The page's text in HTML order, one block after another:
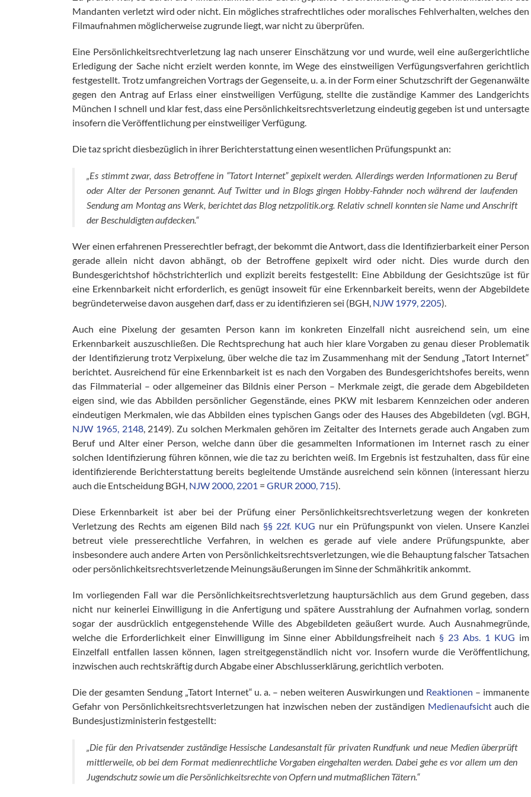
Mandanten verletzt wird oder nicht. Ein mögliches strafrechtliches oder moralisches Fehlverhalten, welches den
Filmaufnahmen möglicherweise zugrunde liegt, war nicht zu überprüfen.
Eine Persönlichkeitsrechtverletzung lag nach unserer Einschätzung vor und wurde, weil eine außergerichtliche
Erledigung der Sache nicht erzielt werden konnte, im Wege des einstweiligen Verfügungsverfahren gerichtlich
festgestellt. Trotz umfangreichen Vortrags der Gegenseite, u. a. in der Form einer Schutzschrift der Gegenanwälte
gegen den Antrag auf Erlass einer einstweiligen Verfügung, stellte die zuständige Kammer des Landgerichts
München I schnell und klar fest, dass eine Persönlichkeitsrechtsverletzung eindeutig gegeben ist und untersagte
insofern die Veröffentlichung per einstweiliger Verfügung.
Die taz spricht diesbezüglich in ihrer Berichterstattung einen wesentlichen Prüfungspunkt an:
„Es stimmt zwar, dass Betroffene in “Tatort Internet” gepixelt werden. Allerdings werden Informationen zu Beruf
oder Alter der Personen genannt. Auf Twitter und in Blogs gingen Hobby-Fahnder noch während der laufenden
Sendung am Montag ans Werk, berichtet das Blog netzpolitik.org. Relativ schnell konnten sie Name und Anschrift
der Beschuldigten aufdecken.“
Wer einen erfahrenen Presserechtler befragt, der bekommt die Antwort, dass die Identifizierbarkeit einer Person
gerade allein nicht davon abhängt, ob der Betroffene gepixelt wird oder nicht. Dies wurde durch den
Bundesgerichtshof höchstrichterlich und explizit bereits festgestellt: Eine Abbildung der Gesichtszüge ist für
eine Erkennbarkeit nicht erforderlich, es genügt insoweit für eine Erkennbarkeit bereits, wenn der Abgebildete
begründeterweise davon ausgehen darf, dass er zu identifizieren sei (BGH, NJW 1979, 2205).
Auch eine Pixelung der gesamten Person kann im konkreten Einzelfall nicht ausreichend sein, um eine
Erkennbarkeit auszuschließen. Die Rechtsprechung hat auch hier klare Vorgaben zu genau dieser Problematik
der Identifizierung trotz Verpixelung, über welche die taz im Zusammenhang mit der Sendung „Tatort Internet“
berichtet. Ausreichend für eine Erkennbarkeit ist es nach den Vorgaben des Bundesgerichtshofes bereits, wenn
das Filmmaterial – oder allgemeiner das Bildnis einer Person – Merkmale zeigt, die gerade dem Abgebildeten
eigen sind, wie das Abbilden persönlicher Gegenstände, eines PKW mit lesbarem Kennzeichen oder anderen
eindeutigen Merkmalen, wie das Abbilden eines typischen Gangs oder des Hauses des Abgebildeten (vgl. BGH,
NJW 1965, 2148, 2149). Zu solchen Merkmalen gehören im Zeitalter des Internets gerade auch Angaben zum
Beruf und Alter einer Person, welche dann über die gesammelten Informationen im Internet rasch zu einer
solchen Identifizierung führen können, wie die taz zu berichten weiß. Im Ergebnis ist festzuhalten, dass für eine
identifizierende Berichterstattung bereits begleitende Umstände ausreichend sein können (interessant hierzu
auch die Entscheidung BGH, NJW 2000, 2201 =GRUR 2000, 715).
Diese Erkennbarkeit ist aber bei der Prüfung einer Persönlichkeitsrechtsverletzung wegen der konkreten
Verletzung des Rechts am eigenen Bild nach §§ 22f. KUG nur ein Prüfungspunkt von vielen. Unsere Kanzlei
betreut viele presserechtliche Verfahren, in welchen es gerade auf viele andere Prüfungspunkte, aber
insbesondere auch andere Arten von Persönlichkeitsrechtsverletzungen, wie die Behauptung falscher Tatsachen
oder persönlichkeitsrechtsverletzende Meinungsäußerungen im Sinne der Schmähkritik ankommt.
Im vorliegenden Fall war die Persönlichkeitsrechtsverletzung hauptursächlich aus dem Grund gegeben, dass
nicht nur keinerlei Einwilligung in die Anfertigung und spätere Ausstrahlung der Aufnahmen vorlag, sondern
sogar der ausdrücklich entgegenstehende Wille des Abgebildeten geäußert wurde. Auch Ausnahmegründe,
welche die Erforderlichkeit einer Einwilligung im Sinne einer Abbildungsfreiheit nach § 23 Abs. 1 KUG im
Einzelfall entfallen lassen können, lagen streitgegenständlich nicht vor. Insofern wurde die Veröffentlichung,
inzwischen auch rechtskräftig durch Abgabe einer Abschlusserklärung, gerichtlich verboten.
Die der gesamten Sendung „Tatort Internet“ u. a. – neben weiteren Auswirkungen und Reaktionen – immanente
Gefahr von Persönlichkeitsrechtsverletzungen hat inzwischen neben der zuständigen Medienaufsichtauch die
Bundesjustizministerin festgestellt:
„Die für den Privatsender zuständige Hessische Landesanstalt für privaten Rundfunk und neue Medien überprüft
mittlerweile, ob bei dem Format medienrechtliche Vorgaben eingehalten werden. Dabei gehe es vor allem um den
Jugendschutz sowie um die Persönlichkeitsrechte von Opfern und mutmaßlichen Tätern.“